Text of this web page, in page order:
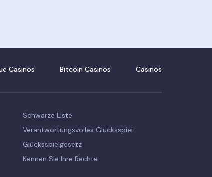
Casinos Bitcoin Casinos Casinos
Schwarze Liste
Verantwortungsvolles Glücksspiel
Glücksspielgesetz
Kennen Sie Ihre Rechte